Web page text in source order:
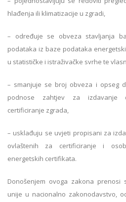
hlađenja ili klimatizacije u zgradi,
– određuje se obveza stavljanja
podataka iz baze podataka
u statističke i istraživačke svrhe te
– smanjuje se broj obveza i opseg
podnose zahtjev za izdavanje
certificiranje zgrada,
– usklađuju se uvjeti propisani za
ovlaštenih za certificiranje i
energetskih certifikata.
Donošenjem ovoga zakona prenosi
unije u nacionalno zakonodavstvo,